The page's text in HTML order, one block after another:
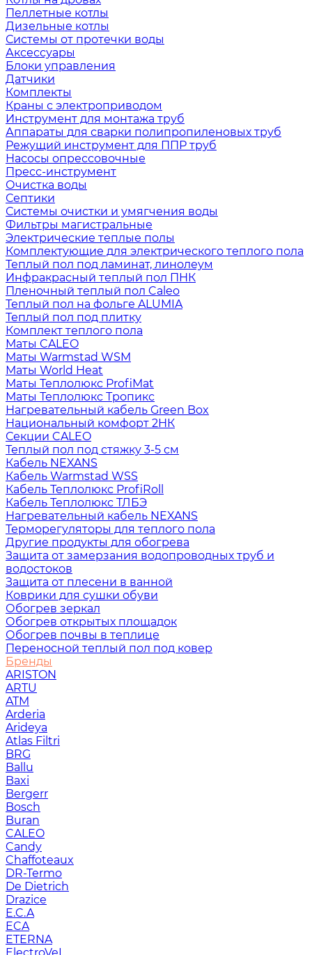
Пеллетные котлы
Дизельные котлы
Системы от протечки воды
Аксессуары
Блоки управления
Датчики
Комплекты
Краны с электроприводом
Инструмент для монтажа труб
Аппараты для сварки полипропиленовых труб
Режущий инструмент для ППР труб
Насосы опрессовочные
Пресс-инструмент
Очистка воды
Септики
Системы очистки и умягчения воды
Фильтры магистральные
Электрические теплые полы
Комплектующие для электрического теплого пола
Теплый пол под ламинат, линолеум
Инфракрасный теплый пол ПНК
Пленочный теплый пол Caleo
Теплый пол на фольге ALUMIA
Теплый пол под плитку
Комплект теплого пола
Маты CALEO
Маты Warmstad WSM
Маты World Heat
Маты Теплолюкс ProfiMat
Маты Теплолюкс Тропикс
Нагревательный кабель Green Box
Национальный комфорт 2НК
Секции CALEO
Теплый пол под стяжку 3-5 см
Кабель NEXANS
Кабель Warmstad WSS
Кабель Теплолюкс ProfiRoll
Кабель Теплолюкс ТЛБЭ
Нагревательный кабель NEXANS
Терморегуляторы для теплого пола
Другие продукты для обогрева
Защита от замерзания водопроводных труб и
водостоков
Защита от плесени в ванной
Коврики для сушки обуви
Обогрев зеркал
Обогрев открытых площадок
Обогрев почвы в теплице
Переносной теплый пол под ковер
Бренды
ARISTON
ARTU
ATM
Arderia
Arideya
Atlas Filtri
BRG
Ballu
Baxi
Bergerr
Bosch
Buran
CALEO
Candy
Chaffoteaux
DR-Termo
De Dietrich
Drazice
E.C.A
ECA
ETERNA